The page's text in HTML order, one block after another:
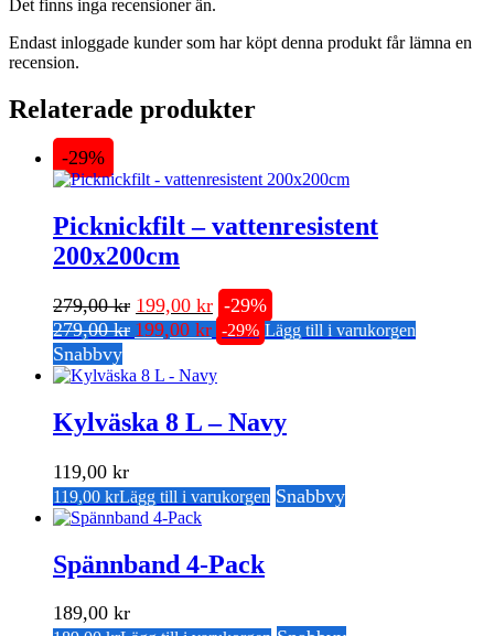
Det finns inga recensioner än.
Endast inloggade kunder som har köpt denna produkt får lämna en
recension.
Relaterade produkter
-29%
Picknickfilt – vattenresistent
200x200cm
279,00kr Det
ursprungliga
var:
199,00 krDet
nuvarande
priset
är:
-29%
279,00krDet
ursprungliga
priset
var:
199,00 krDet
nuvarande
är:
-29% Lägg till i varukorgen
Snabbvy
Kylväska 8 L – Navy
119,00 kr
119,00 krLägg till i varukorgen Snabbvy
Spännband 4-Pack
189,00 kr